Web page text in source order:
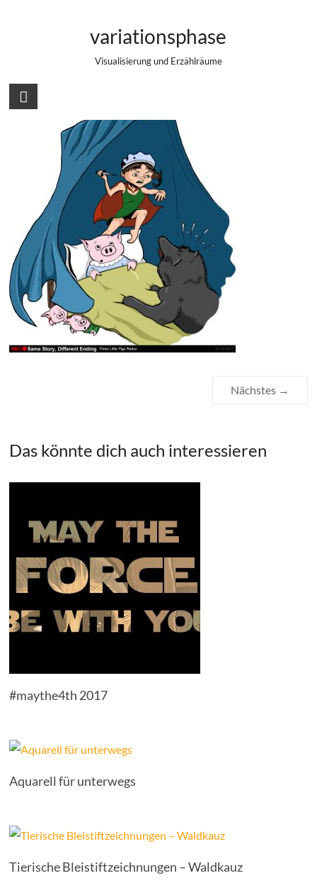
variationsphase
Visualisierung und Erzählräume
Three Little Pigs Redux
Nächstes →
Das könnte dich auch interessieren
#maythe4th 2017
Aquarell für unterwegs
Tierische Bleistiftzeichnungen – Waldkauz